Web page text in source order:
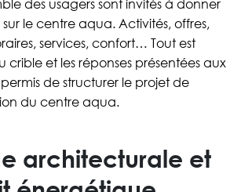
des usagers sont invités à donner
sur le centre aqua. Activités, offres,
services, confort… Tout est
crible et les réponses présentées aux
de structurer le projet de
du centre aqua.
architecturale et